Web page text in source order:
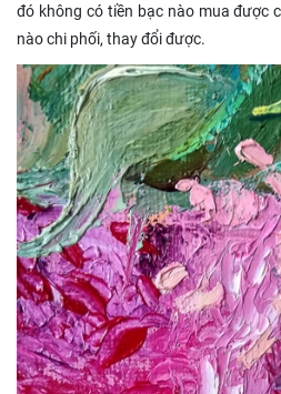
đó không có tiền bạc nào mua được
nào chi phối, thay đổi được.